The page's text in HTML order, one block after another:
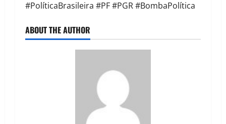
#PolíticaBrasileira #PF #PGR #BombaPolítica
ABOUT THE AUTHOR